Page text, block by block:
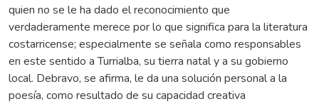
quien no se le ha dado el reconocimiento que
verdaderamente merece por lo que significa para la literatura
costarricense; especialmente se señala como responsables
en este sentido a Turrialba, su tierra natal y a su gobierno
local. Debravo, se afirma, le da una solución personal a la
poesía, como resultado de su capacidad creativa